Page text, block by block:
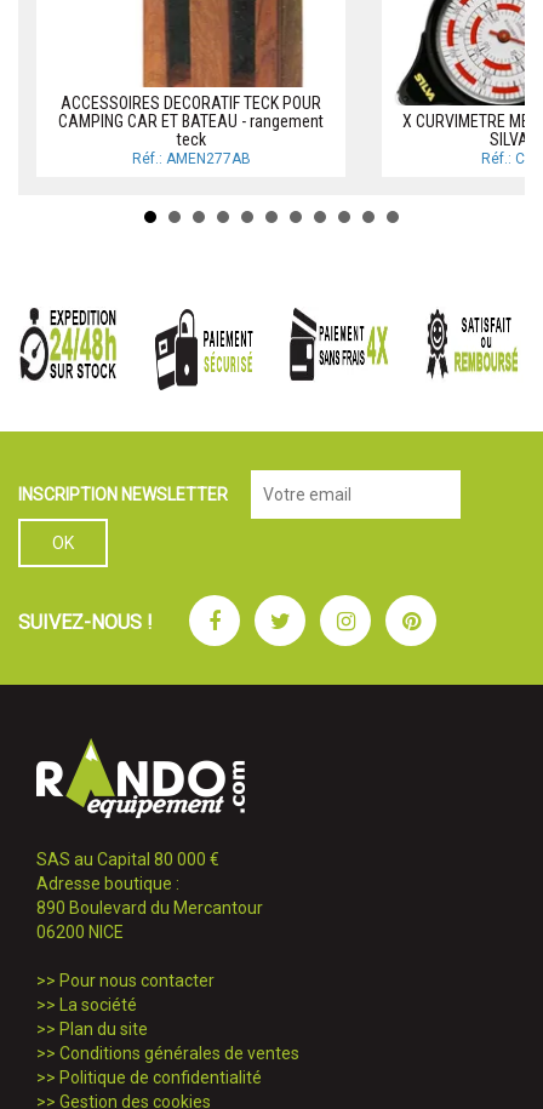
ACCESSOIRES DECORATIF TECK POUR
CAMPING CAR ET BATEAU - rangement
teck
Réf.: AMEN277AB
X CURVIMETRE
SILVA
Réf.:
INSCRIPTION NEWSLETTER
SUIVEZ-NOUS ! FacebookTwitterInstagramPinterest
SAS au Capital 80 000 €
Adresse boutique :
890 Boulevard du Mercantour
06200 NICE
>> Pour nous contacter
>>
La société
>> Plan du site
>> Conditions générales de ventes
>> Politique de confidentialité
>> Gestion des cookies